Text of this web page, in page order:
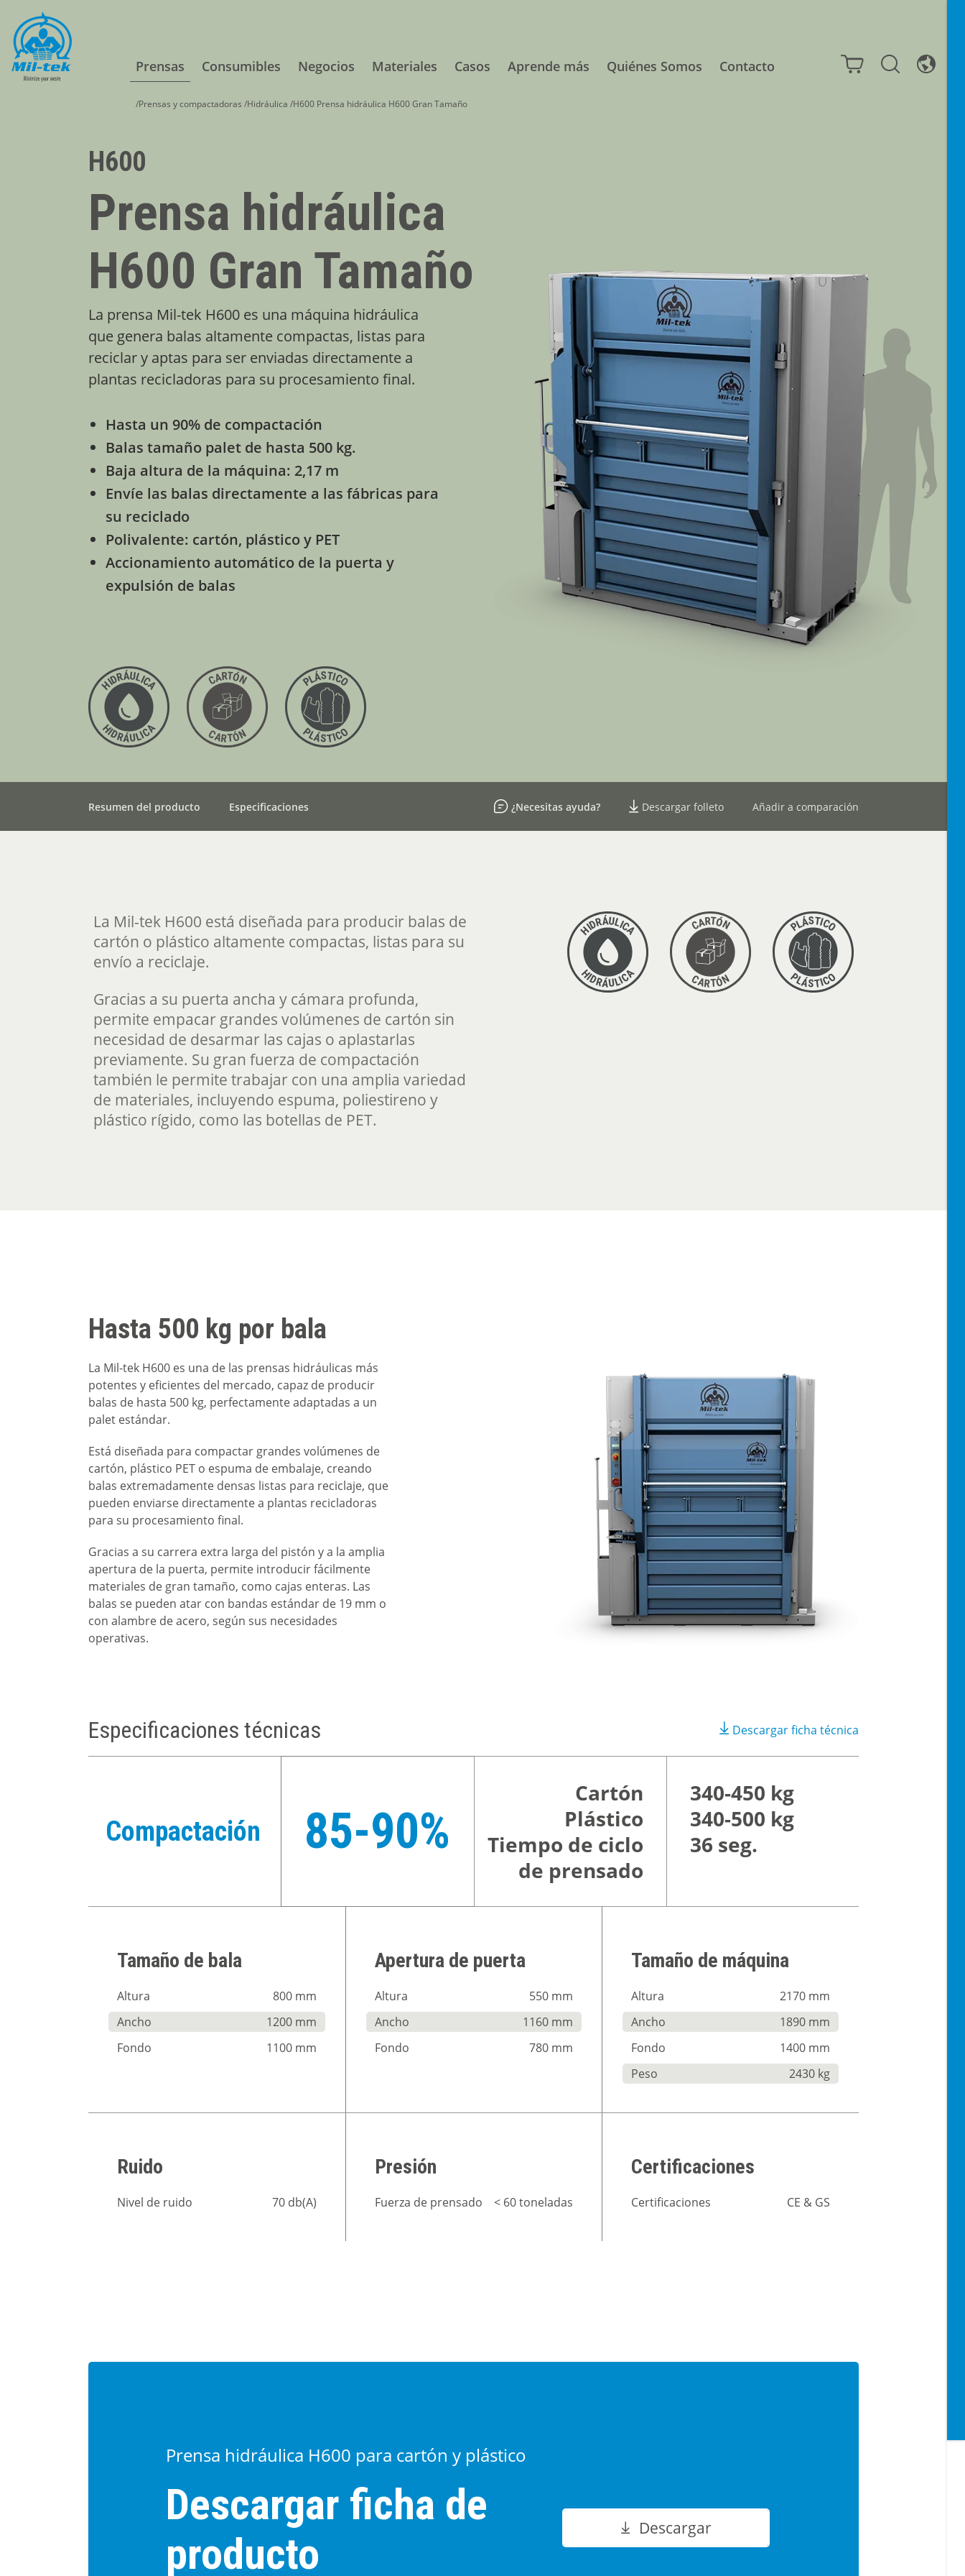
Prensas Consumibles Negocios Materiales Casos Aprende más Quiénes Somos Contacto
/Prensas y compactadoras /Hidráulica /H600 Prensa hidráulica H600 Gran Tamaño
H600
Prensa hidráulica
H600 Gran Tamaño
La prensa Mil-tek H600 es una máquina hidráulica
que genera balas altamente compactas, listas para
reciclar y aptas para ser enviadas directamente a
plantas recicladoras para su procesamiento final.
Hasta un 90% de compactación
Balas tamaño palet de hasta 500 kg.
Baja altura de la máquina: 2,17 m
Envíe las balas directamente a las fábricas para
su reciclado
Polivalente: cartón, plástico y PET
Accionamiento automático de la puerta y
expulsión de balas
Resumen del producto Especificaciones ¿Necesitas ayuda? Descargar folleto Añadir a comparación
La Mil-tek H600 está diseñada para producir balas de
cartón o plástico altamente compactas, listas para su
envío a reciclaje.
Gracias a su puerta ancha y cámara profunda,
permite empacar grandes volúmenes de cartón sin
necesidad de desarmar las cajas o aplastarlas
previamente. Su gran fuerza de compactación
también le permite trabajar con una amplia variedad
de materiales, incluyendo espuma, poliestireno y
plástico rígido, como las botellas de PET.
Hasta 500 kg por bala
La Mil-tek H600 es una de las prensas hidráulicas más
potentes y eficientes del mercado, capaz de producir
balas de hasta 500 kg, perfectamente adaptadas a un
palet estándar.
Está diseñada para compactar grandes volúmenes de
cartón, plástico PET o espuma de embalaje, creando
balas extremadamente densas listas para reciclaje, que
pueden enviarse directamente a plantas recicladoras
para su procesamiento final.
Gracias a su carrera extra larga del pistón y a la amplia
apertura de la puerta, permite introducir fácilmente
materiales de gran tamaño, como cajas enteras. Las
balas se pueden atar con bandas estándar de 19 mm o
con alambre de acero, según sus necesidades
operativas.
Especificaciones técnicas Descargar ficha técnica
Compactación 85-90%
Cartón
Plástico
Tiempo de ciclo
de prensado
340-450 kg
340-500 kg
36 seg.
Tamaño de bala
Altura
800 mm
Ancho
1200 mm
Fondo
1100 mm
Apertura de puerta
Altura
550 mm
Ancho
1160 mm
Fondo
780 mm
Tamaño de máquina
Altura
2170 mm
Ancho
1890 mm
Fondo
1400 mm
Peso
2430 kg
Ruido
Nivel de ruido 70 db(A)
Presión
Fuerza de prensado < 60 toneladas
Certificaciones
Certificaciones CE & GS
Prensa hidráulica H600 para cartón y plástico
Descargar ficha de
producto
Descargar